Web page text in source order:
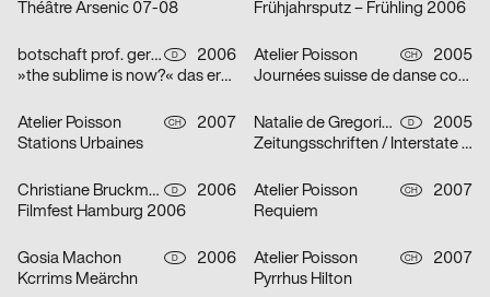
Théâtre Arsenic 07-08
Frühjahrsputz – Frühling 2006
botschaft prof. gertrud nolte visuelle kommunikation und beratung D
2006
»the sublime is now?« das erhabene in der zeitgenössischen kunst
Atelier Poisson CH
2005
Journées suisse de danse contemporaine 2006
Atelier Poisson CH
2007
Stations Urbaines
Natalie de Gregorio, Manuel Dollt, Sebastian Fischer, Philipp Hubert, Tina Pachner D
2005
Zeitungsschriften / Interstate / Zu Peter Behrens / Dialog über Schrift und Typografie / Herbert Bayer und das Bauhaus
Christiane Bruckmann, Ute Necker D
2006
Filmfest Hamburg 2006
Atelier Poisson CH
2007
Requiem
Gosia Machon D
2006
Kcrrims Meärchn
Atelier Poisson CH
2007
Pyrrhus Hilton